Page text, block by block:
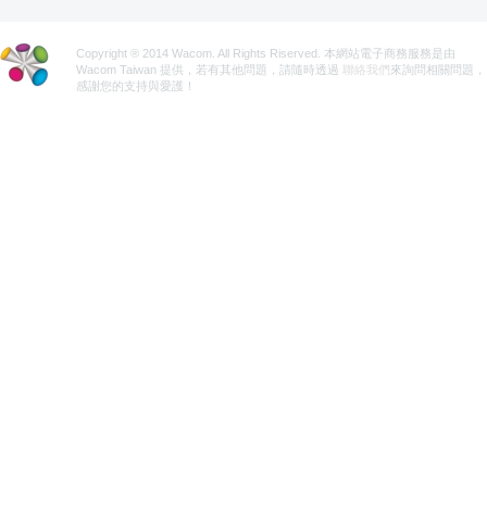
Copyright ® 2014 Wacom. All Rights Riserved. 本網站電子商務服務是由
Wacom Taiwan 提供，若有其他問題，請隨時透過
聯絡我們 來詢問相關問題，
感謝您的支持與愛護！